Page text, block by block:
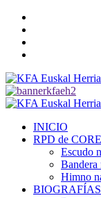
Saltar
contenido
Menú
INICIO
RPD de
Escudo
Bandera
Himno
BIOGRAFÍAS